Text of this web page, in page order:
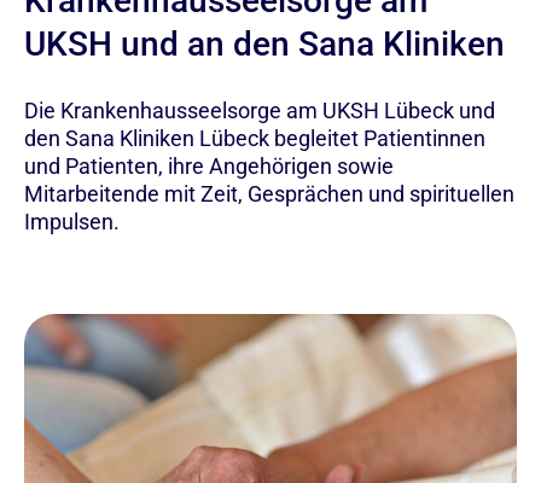
UKSH und an den Sana Kliniken
Die Krankenhausseelsorge am UKSH Lübeck und
den Sana Kliniken Lübeck begleitet Patientinnen
und Patienten, ihre Angehörigen sowie
Mitarbeitende mit Zeit, Gesprächen und spirituellen
Impulsen.